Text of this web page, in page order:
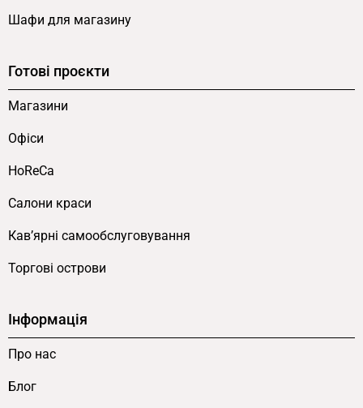
Шафи для магазину
Готові проєкти
Магазини
Офіси
HoReCa
Салони краси
Кав’ярні самообслуговування
Торгові острови
Інформація
Про нас
Блог